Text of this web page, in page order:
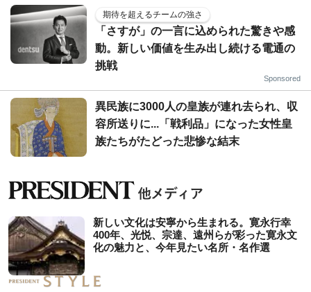
期待を超えるチームの強さ
「さすが」の一言に込められた驚きや感
動。新しい価値を生み出し続ける電通の
挑戦
Sponsored
異民族に3000人の皇族が連れ去られ、収
容所送りに...「戦利品」になった女性皇
族たちがたどった悲惨な結末
新しい文化は安寧から生まれる。寛永行幸
400年、光悦、宗達、遠州らが彩った寛永文
化の魅力と、今年見たい名所・名作選